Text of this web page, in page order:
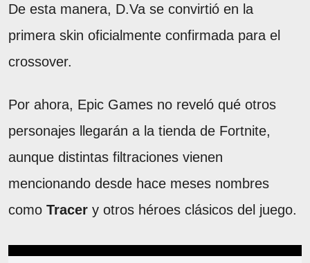
De esta manera, D.Va se convirtió en la
primera skin oficialmente confirmada para el
crossover.
Por ahora, Epic Games no reveló qué otros
personajes llegarán a la tienda de Fortnite,
aunque distintas filtraciones vienen
mencionando desde hace meses nombres
como Tracer y otros héroes clásicos del juego.